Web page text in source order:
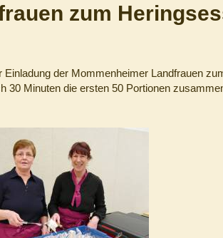
zum
der Mommenheimer Landfrauen
30 Minuten die ersten 50 Portionen